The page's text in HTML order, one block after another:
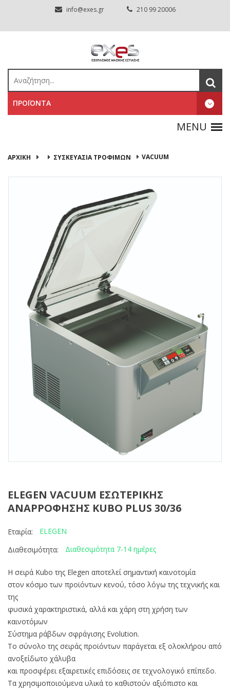
info@exes.gr 210 99 20006
ΠΡΟΪΟΝΤΑ
ΑΡΧΙΚΉ ΣΥΣΚΕΥΑΣΙΑ ΤΡΟΦΙΜΩΝ VACUUM
ELEGEN VACUUM ΕΣΩΤΕΡΙΚΗΣ
ΑΝΑΡΡΟΦΗΣΗΣ KUBO PLUS 30/36
Εταιρία:
ELEGEN
Διαθεσιμότητα:
Διαθεσιμότητα 7-14 ημέρες
Η σειρά Kubo της Elegen αποτελεί σημαντική καινοτομία
στον κόσμο των προϊόντων κενού, τόσο λόγω της τεχνικής και
της
φυσικά χαρακτηριστικά, αλλά και χάρη στη χρήση των
καινοτόμων
Σύστημα ράβδων σφράγισης Evolution.
Το σύνολο της σειράς προϊόντων παράγεται εξ ολοκλήρου από
ανοξείδωτο χάλυβα
και προσφέρει εξαιρετικές επιδόσεις σε τεχνολογικό επίπεδο.
Τα χρησιμοποιούμενα υλικά το καθιστούν αξιόπιστο και